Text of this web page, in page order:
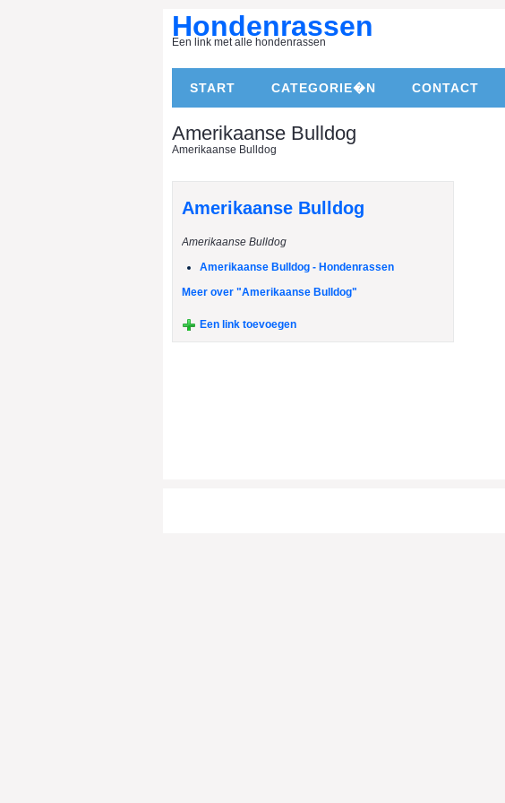
Hondenrassen
Een link met alle hondenrassen
START CATEGORIE�N CONTACT
Amerikaanse Bulldog
Amerikaanse Bulldog
Amerikaanse Bulldog
Amerikaanse Bulldog
Amerikaanse Bulldog - Hondenrassen
Meer over "Amerikaanse Bulldog"
Een link toevoegen